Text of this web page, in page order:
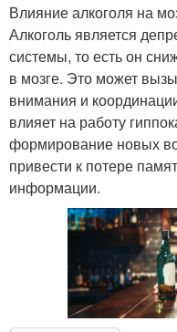
Влияние алкоголя на
Алкоголь является
системы, то есть он
в мозге. Это может
внимания и
влияет на работу
формирование новых
привести к потере
информации.